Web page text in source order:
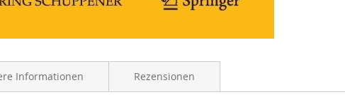
Informationen Rezensionen